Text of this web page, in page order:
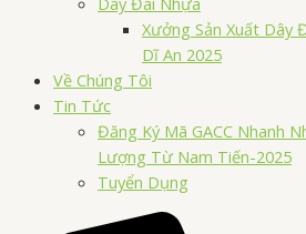
Xưởng Sản Xuất Dây
Dĩ An 2025
Về Chúng Tôi
Tin Tức
Đăng Ký Mã GACC Nhanh
Lượng Từ Nam Tiến-2025
Tuyển Dụng